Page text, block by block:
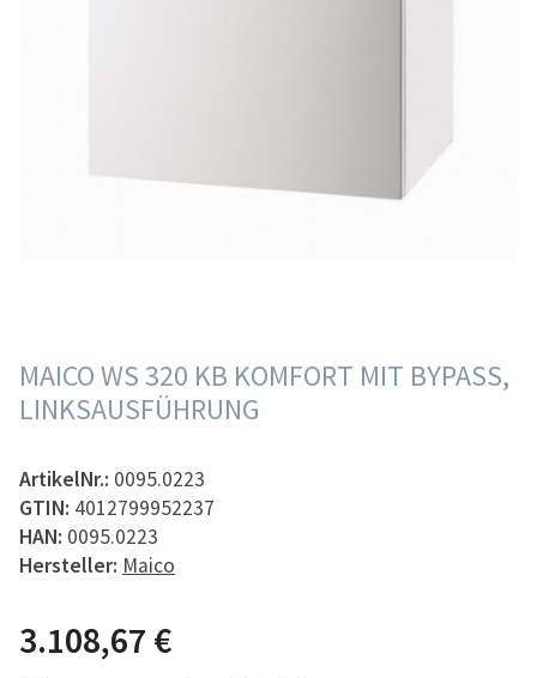
MAICO WS 320 KB KOMFORT MIT BYPASS,
LINKSAUSFÜHRUNG
ArtikelNr.: 0095.0223
GTIN: 4012799952237
HAN: 0095.0223
Hersteller: Maico
3.108,67 €